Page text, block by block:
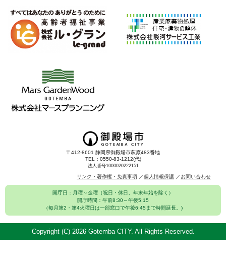
〒412-8601 静岡県御殿場市萩原483番地
TEL：0550-83-1212(代)
法人番号1000020222151
リンク・著作権・免責事項 個人情報保護 お問い合わせ
開庁日：月曜～金曜（祝日・休日、年末年始を除く）
開庁時間：午前8:30～午後5:15
（毎月第2・第4火曜日は一部窓口で午後6:45まで時間延長。)
Copyright (C) 2026 Gotemba CITY. All Rights Reserved.